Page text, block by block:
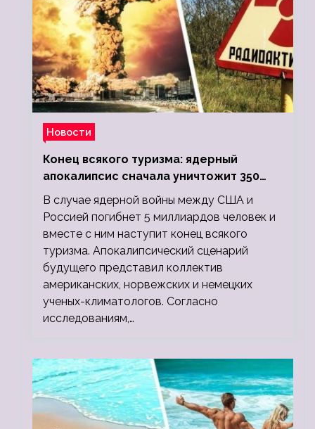
Новости
Конец всякого туризма: ядерный
апокалипсис сначала уничтожит 350
миллионов, а потом 5 миллиардов
людей
В случае ядерной войны между США и
Россией погибнет 5 миллиардов человек и
вместе с ним наступит конец всякого
туризма. Апокалипсический сценарий
будущего представил коллектив
американских, норвежских и немецких
ученых-климатологов. Согласно
исследованиям,…